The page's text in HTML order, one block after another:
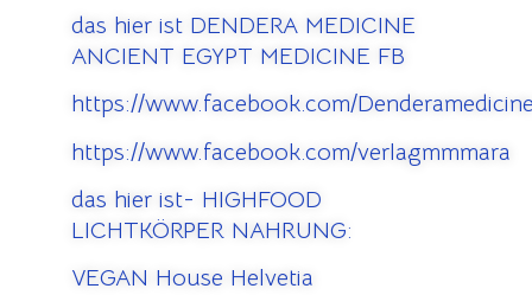
das hier ist DENDERA MEDICINE
ANCIENT EGYPT MEDICINE FB
https://www.facebook.com/
https://www.facebook.com/verlagmmmara
das hier ist- HIGHFOOD
LICHTKÖRPER NAHRUNG:
VEGAN House Helvetia